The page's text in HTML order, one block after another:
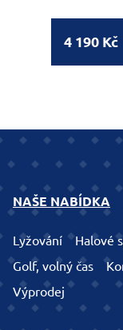
4 190 Kč
NAŠE NABÍDKA
Lyžování Halové
Golf, volný čas
Výprodej